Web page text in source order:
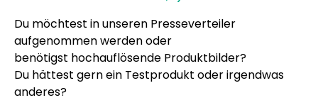
Personalisierbar
Personalisierbarer Bierkrug
mit Logo und Gesicht
mal gekauft
39,99 €
Du möchtest in unseren Presseverteiler
aufgenommen werden oder
benötigst hochauflösende Produktbilder?
Du hättest gern ein Testprodukt oder irgendwas
anderes?